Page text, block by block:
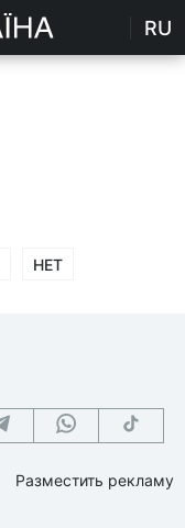
RU
НЕТ
Разместить рекламу